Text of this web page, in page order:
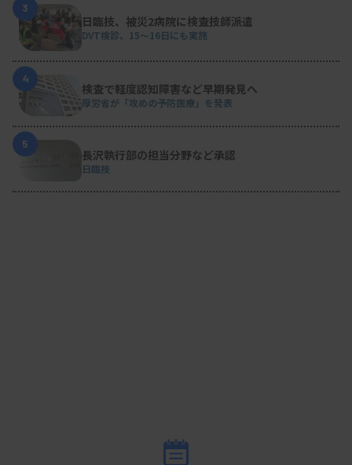
3
日臨技、被災2病院に検査技師派遣
DVT検診、15～16日にも実施
4
検査で軽度認知障害など早期発見へ
厚労省が「攻めの予防医療」を発表
5
長沢執行部の担当分野など承認
日臨技